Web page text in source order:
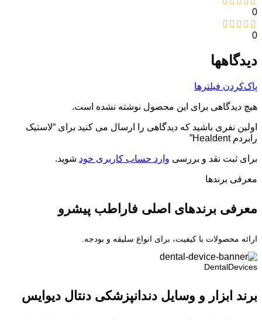
0
0
دیدگاهها
پاک‌کردن فیلترها
هیچ دیدگاهی برای این محصول نوشته نشده است.
اولین نفری باشید که دیدگاهی را ارسال می کنید برای “لاستیک
رابردم Healdent”
برای ثبت نقد و بررسی وارد حساب کاربری خود شوید.
معرفی برند‌ها
معرفی برندهای اصلی فاراطب پیشرو
ارائه محصولات با کیفیت، برای انواع سلیقه و بودجه.
DentalDevices
برند ابزار و وسایل دندانپزشکی دنتال دیوایس